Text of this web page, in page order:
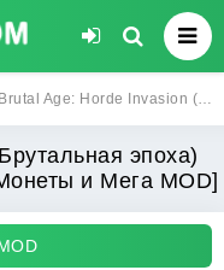
эпоха) [МОД: Бесконечные деньги, Монеты и Мега MOD] | Взлом Brutal Age: Horde Invasion на Андроид
эпоха)
и Мега MOD]